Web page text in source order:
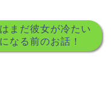
まだ彼女が冷たい
なる前のお話！